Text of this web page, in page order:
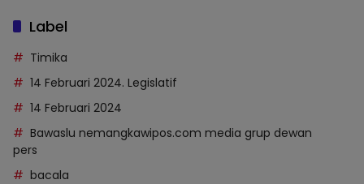
Label
Timika
14 Februari 2024. Legislatif
14 Februari 2024
Bawaslu nemangkawipos.com media grup dewan
pers
bacala